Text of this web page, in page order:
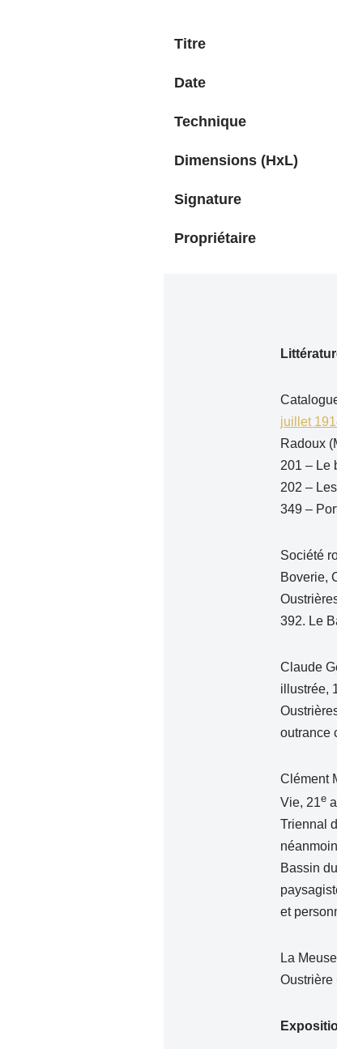
Titre
Date
Technique
Dimensions (HxL)
Signature
Propriétaire
juillet
Radoux
201 – Le
202 –
349 –
Société
Boverie,
392. Le
Claude
illustrée,
outrance
Clément
Vie, 21e
Triennal
Bassin
et
La
Oustrière